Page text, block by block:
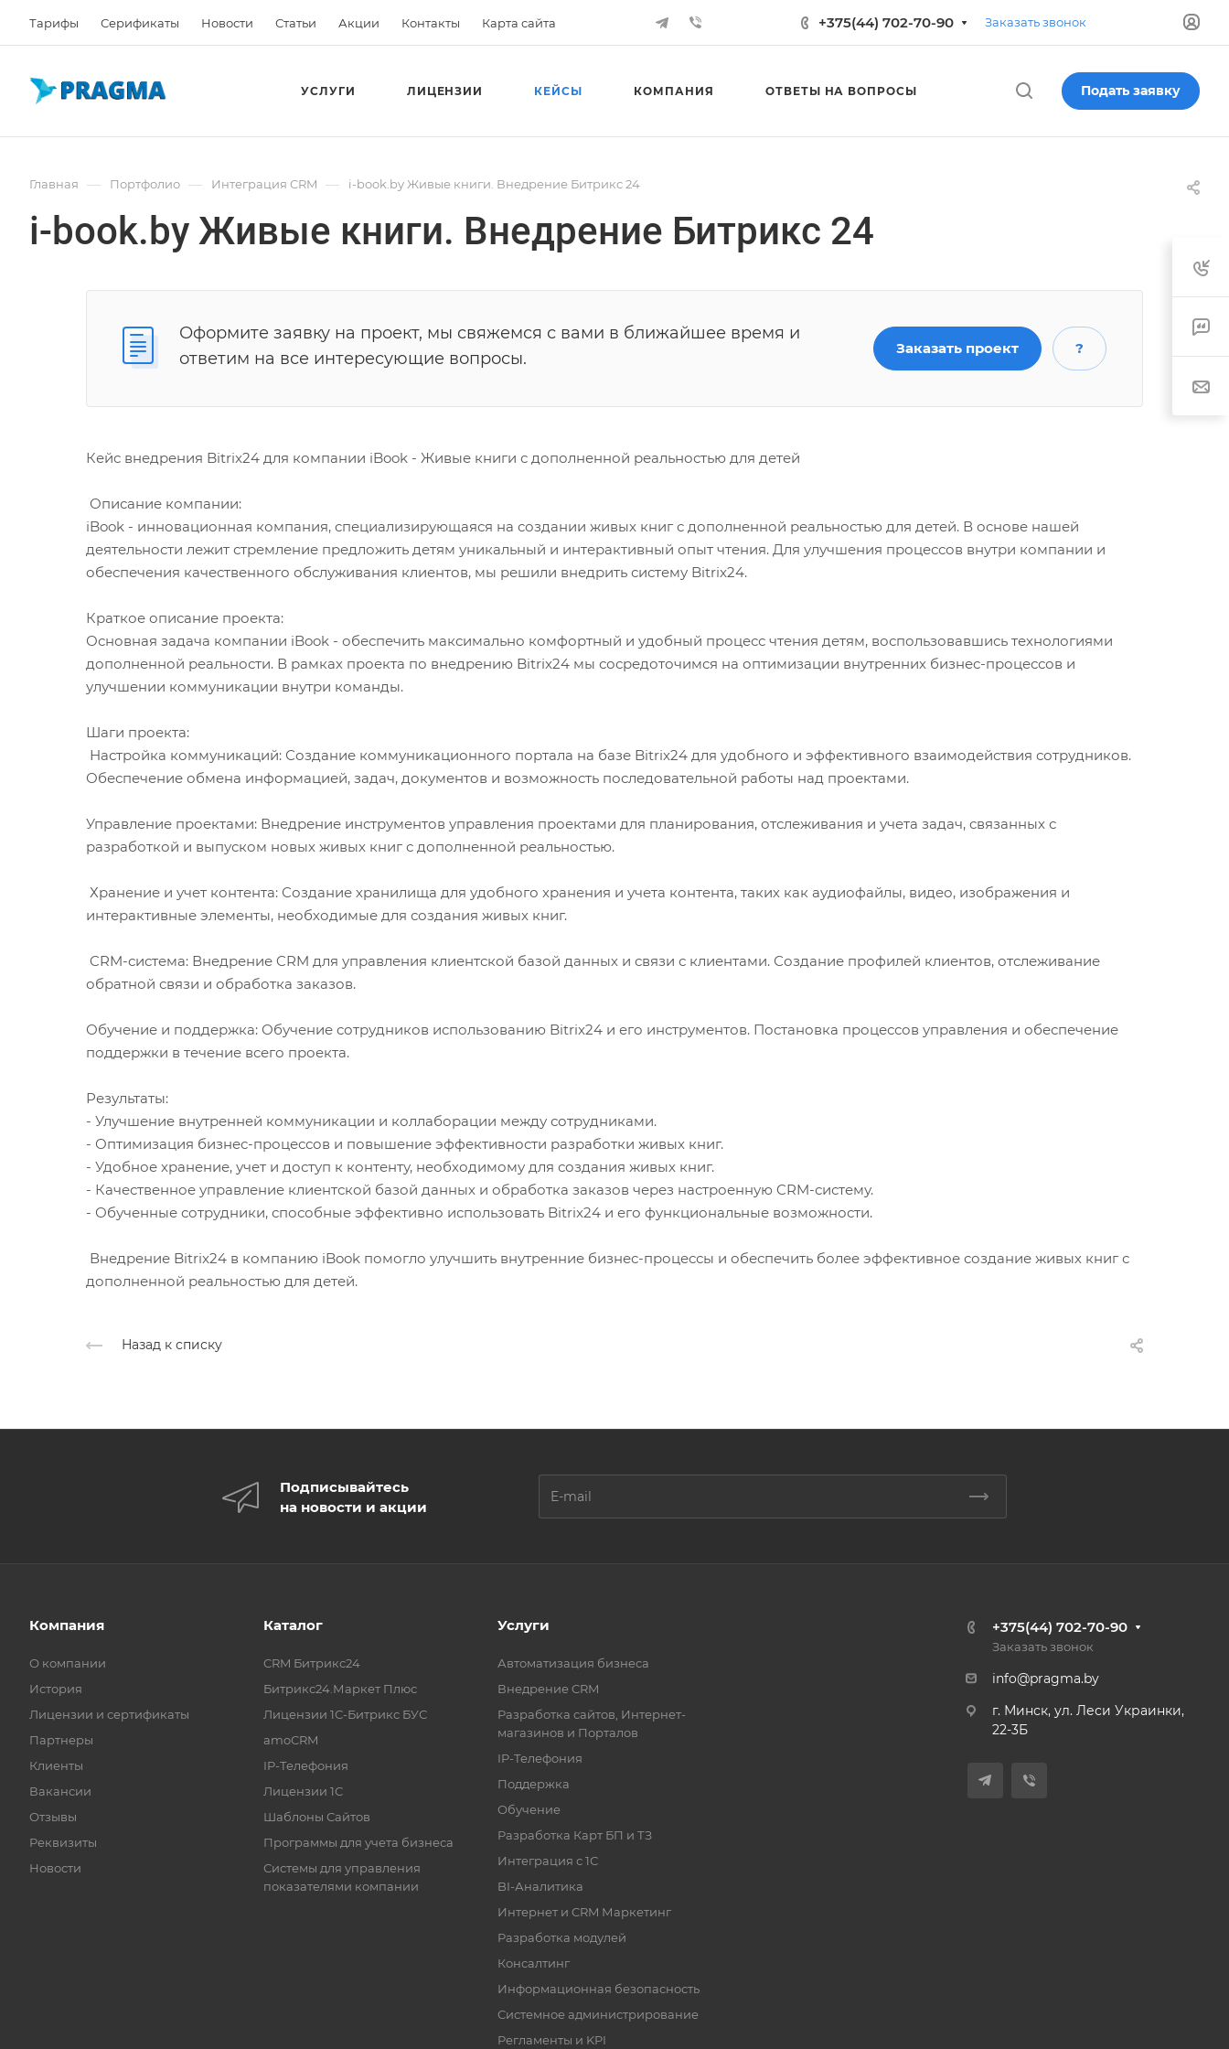
Тарифы Серификаты Новости Статьи Акции Контакты Карта сайта +375(44) 702-70-90 Заказать звонок
УСЛУГИ ЛИЦЕНЗИИ КЕЙСЫ КОМПАНИЯ ОТВЕТЫ НА ВОПРОСЫ Подать заявку
Главная — Портфолио — Интеграция CRM — i-book.by Живые книги. Внедрение Битрикс 24
i-book.by Живые книги. Внедрение Битрикс 24
Оформите заявку на проект, мы свяжемся с вами в ближайшее время и
ответим на все интересующие вопросы.
Заказать проект ?
Кейс внедрения Bitrix24 для компании iBook - Живые книги с дополненной реальностью для детей
Описание компании:
iBook - инновационная компания, специализирующаяся на создании живых книг с дополненной реальностью для детей. В основе нашей
деятельности лежит стремление предложить детям уникальный и интерактивный опыт чтения. Для улучшения процессов внутри компании и
обеспечения качественного обслуживания клиентов, мы решили внедрить систему Bitrix24.
Краткое описание проекта:
Основная задача компании iBook - обеспечить максимально комфортный и удобный процесс чтения детям, воспользовавшись технологиями
дополненной реальности. В рамках проекта по внедрению Bitrix24 мы сосредоточимся на оптимизации внутренних бизнес-процессов и
улучшении коммуникации внутри команды.
Шаги проекта:
Настройка коммуникаций: Создание коммуникационного портала на базе Bitrix24 для удобного и эффективного взаимодействия сотрудников.
Обеспечение обмена информацией, задач, документов и возможность последовательной работы над проектами.
Управление проектами: Внедрение инструментов управления проектами для планирования, отслеживания и учета задач, связанных с
разработкой и выпуском новых живых книг с дополненной реальностью.
Хранение и учет контента: Создание хранилища для удобного хранения и учета контента, таких как аудиофайлы, видео, изображения и
интерактивные элементы, необходимые для создания живых книг.
CRM-система: Внедрение CRM для управления клиентской базой данных и связи с клиентами. Создание профилей клиентов, отслеживание
обратной связи и обработка заказов.
Обучение и поддержка: Обучение сотрудников использованию Bitrix24 и его инструментов. Постановка процессов управления и обеспечение
поддержки в течение всего проекта.
Результаты:
- Улучшение внутренней коммуникации и коллаборации между сотрудниками.
- Оптимизация бизнес-процессов и повышение эффективности разработки живых книг.
- Удобное хранение, учет и доступ к контенту, необходимому для создания живых книг.
- Качественное управление клиентской базой данных и обработка заказов через настроенную CRM-систему.
- Обученные сотрудники, способные эффективно использовать Bitrix24 и его функциональные возможности.
Внедрение Bitrix24 в компанию iBook помогло улучшить внутренние бизнес-процессы и обеспечить более эффективное создание живых книг с
дополненной реальностью для детей.
Назад к списку
Подписывайтесь
на новости и акции
Компания
О компании
История
Лицензии и сертификаты
Партнеры
Клиенты
Вакансии
Отзывы
Реквизиты
Новости
Каталог
CRM Битрикс24
Битрикс24.Маркет Плюс
Лицензии 1С-Битрикс БУС
amoCRM
IP-Телефония
Лицензии 1С
Шаблоны Сайтов
Программы для учета бизнеса
Системы для управления
показателями компании
Услуги
Автоматизация бизнеса
Внедрение CRM
Разработка сайтов, Интернет-
магазинов и Порталов
IP-Телефония
Поддержка
Обучение
Разработка Карт БП и ТЗ
Интеграция с 1С
BI-Аналитика
Интернет и CRM Маркетинг
Разработка модулей
Консалтинг
Информационная безопасность
Системное администрирование
Регламенты и KPI
+375(44) 702-70-90
Заказать звонок
info@pragma.by
г. Минск, ул. Леси Украинки,
22-3Б